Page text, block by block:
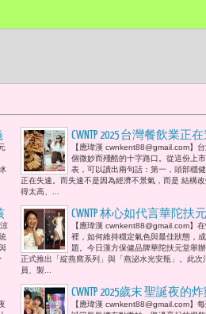
CWNTP 2025 台灣餐飲業正
爭」而不是「價格競爭」
市櫃財報看百貨、餐飲、
的重組 及2025未來台灣品
【應瑋漢 cwnkent88@gmail.com】
個微妙而殘酷的十字路口。從這份上
表，可以讀出兩句話：第一，頭部穩
正在失速。而失速不是因為經濟不景氣，而是 結構
得太高、...
CWNTP 林心如代言華陀扶
分享「縮時保養法」 讓繁
內綻放光彩「把時間留給
把最好的留給自己。」
【應瑋漢 cwnkent88@gmail.com】
裡，如何維持穩定氣色與最佳狀態，
題。今日漢方保健品牌華陀扶元堂舉辦
正式推出「綻燕窩系列」與「燕泌水光安瓶」。此次
員、製...
CWNTP 2025歲末 聖誕夜的
恰吉 vs 西洋上校 頂呱呱
【應瑋漢 cwnkent88@gmail.com】